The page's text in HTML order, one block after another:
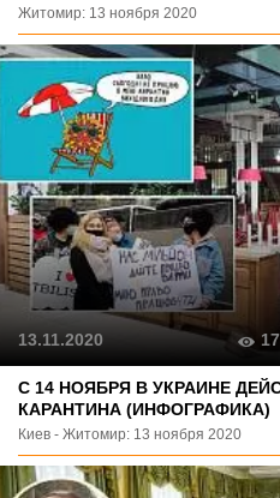
Житомир: 13 ноября 2020
С 14 НОЯБРЯ В УКРАИНЕ
КАРАНТИНА (ИНФОГРАФИКА)
Киев - Житомир: 13 ноября 2020
13.11.2020